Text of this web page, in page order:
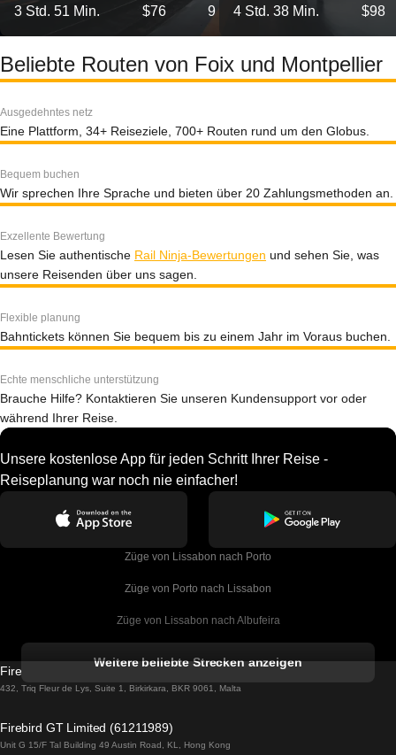
3 Std. 51 Min. $76 9 4 Std. 38 Min. $98
Beliebte Routen von Foix und Montpellier
Ausgedehntes netz
Eine Plattform, 34+ Reiseziele, 700+ Routen rund um den Globus.
Bequem buchen
Wir sprechen Ihre Sprache und bieten über 20 Zahlungsmethoden an.
Exzellente Bewertung
Lesen Sie authentische Rail Ninja-Bewertungen und sehen Sie, was
unsere Reisenden über uns sagen.
Flexible planung
Bahntickets können Sie bequem bis zu einem Jahr im Voraus buchen.
Echte menschliche unterstützung
Brauche Hilfe? Kontaktieren Sie unseren Kundensupport vor oder
während Ihrer Reise.
Unsere kostenlose App für jeden Schritt Ihrer Reise -
Reiseplanung war noch nie einfacher!
Züge von Lissabon nach Porto
Züge von Porto nach Lissabon
Züge von Lissabon nach Albufeira
Züge von Lissabon nach Lagos
Züge von Lissabon nach Madrid
Weitere beliebte Strecken anzeigen
Firebird GT Limited (OC 1451)
432, Triq Fleur de Lys, Suite 1, Birkirkara, BKR 9061, Malta
Firebird GT Limited (61211989)
Unit G 15/F Tal Building 49 Austin Road, KL, Hong Kong